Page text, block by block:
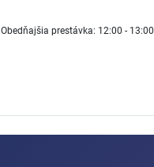
Obedňajšia prestávka: 12:00 - 13:00